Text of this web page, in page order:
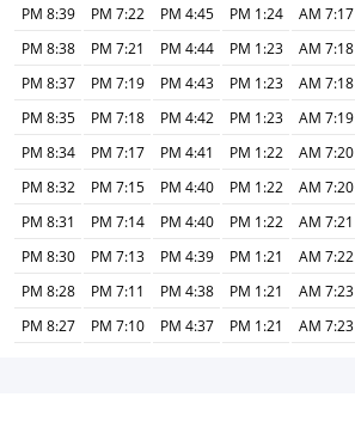
7:17 AM
1:24 PM
4:45 PM
7:22 PM
8:39 PM
7:18 AM
1:23 PM
4:44 PM
7:21 PM
8:38 PM
7:18 AM
1:23 PM
4:43 PM
7:19 PM
8:37 PM
7:19 AM
1:23 PM
4:42 PM
7:18 PM
8:35 PM
7:20 AM
1:22 PM
4:41 PM
7:17 PM
8:34 PM
7:20 AM
1:22 PM
4:40 PM
7:15 PM
8:32 PM
7:21 AM
1:22 PM
4:40 PM
7:14 PM
8:31 PM
7:22 AM
1:21 PM
4:39 PM
7:13 PM
8:30 PM
7:23 AM
1:21 PM
4:38 PM
7:11 PM
8:28 PM
7:23 AM
1:21 PM
4:37 PM
7:10 PM
8:27 PM